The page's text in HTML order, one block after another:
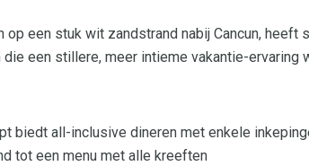
een stuk wit zandstrand nabij Cancun, heeft
een stillere, meer intieme vakantie-ervaring
biedt all-inclusive dineren met enkele
tot een menu met alle kreeften